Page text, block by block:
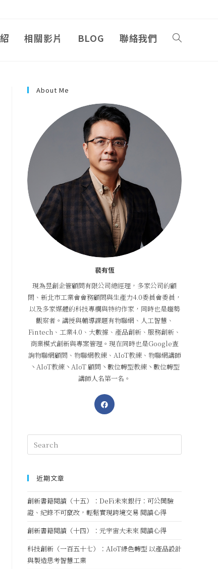
相關影片 BLOG 聯絡我們
About Me
裴有恆
現為昱創企管顧問有限公司總經理，多家公司的顧
問、新北市工業會會務顧問與生產力4.0委員會委員，
以及多家媒體的科技專欄與特約作家，同時也是趨勢
觀察者。講授與輔導課題有物聯網、人工智慧、
Fintech、工業4.0、大數據、產品創新、服務創新、
商業模式創新與專案管理。現在同時也是Google查
詢物聯網顧問、物聯網教練、AIoT教練、物聯網講師
丶AIoT教練丶AIoT 顧問丶數位轉型教練丶數位轉型
講師人名第一名。
近期文章
創新書籍閱讀（十五）：DeFi未來銀行：可公開驗
證、紀錄不可竄改，輕鬆實現跨境交易 閱讀心得
創新書籍閱讀（十四）：元宇宙大未來 閱讀心得
科技創新（一百五十七）：AIoT綠色轉型 以產品設計
與製造思考智慧工業